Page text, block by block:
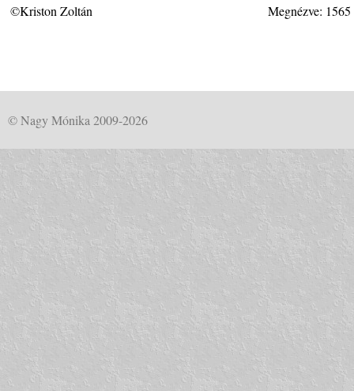
©Kriston Zoltán Megnézve:
© Nagy Mónika 2009-2026